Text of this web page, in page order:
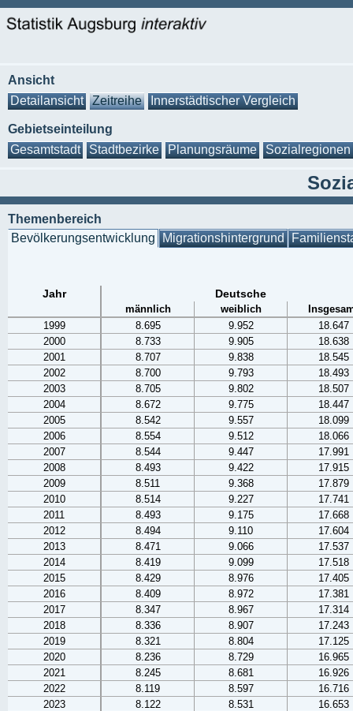
Ansicht
Detailansicht
Zeitreihe Innerstädtischer Vergleich
Gebietseinteilung
Gesamtstadt
Stadtbezirke Planungsräume Sozialregionen
Themenbereich
Bevölkerungsentwicklung Migrationshintergrund
Jahr Deutsche
männlich weiblich
1999
8.695 9.952
18.647
2000
8.733 9.905
18.638
2001
8.707 9.838
18.545
2002
8.700 9.793
18.493
2003
8.705 9.802
18.507
2004
8.672 9.775
18.447
2005
8.542 9.557
18.099
2006
8.554 9.512
18.066
2007
8.544 9.447
17.991
2008
8.493 9.422
17.915
2009
8.511 9.368
17.879
2010
8.514 9.227
17.741
2011
8.493 9.175
17.668
2012
8.494 9.110
17.604
2013
8.471 9.066
17.537
2014
8.419 9.099
17.518
2015
8.429 8.976
17.405
2016
8.409 8.972
17.381
2017
8.347 8.967
17.314
2018
8.336 8.907
17.243
2019
8.321 8.804
17.125
2020
8.236 8.729
16.965
2021
8.245 8.681
16.926
2022
8.119 8.597
16.716
2023
8.122 8.531
16.653